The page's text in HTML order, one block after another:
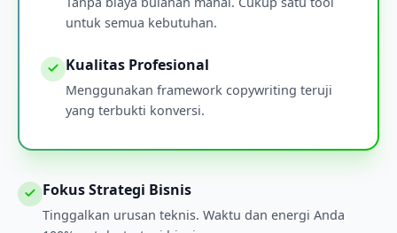
untuk semua kebutuhan.
Kualitas Profesional
Menggunakan framework copywriting teruji
yang terbukti konversi.
Fokus Strategi Bisnis
Tinggalkan urusan teknis. Waktu dan energi Anda